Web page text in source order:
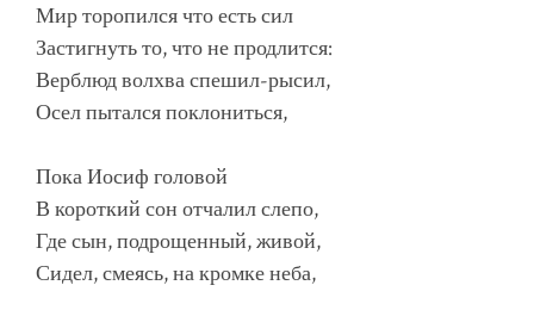
Мир торопился что есть сил
Застигнуть то, что не продлится:
Верблюд волхва спешил-рысил,
Осел пытался поклониться,
Пока Иосиф головой
В короткий сон отчалил слепо,
Где сын, подрощенный, живой,
Сидел, смеясь, на кромке неба,